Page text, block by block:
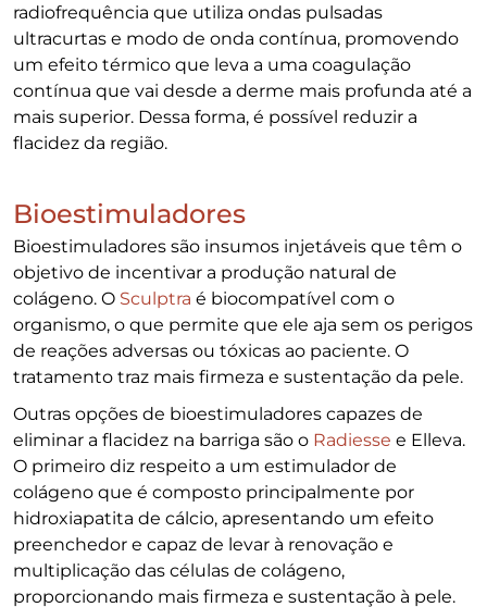
radiofrequência que utiliza ondas pulsadas
ultracurtas e modo de onda contínua, promovendo
um efeito térmico que leva a uma coagulação
contínua que vai desde a derme mais profunda até a
mais superior. Dessa forma, é possível reduzir a
flacidez da região.
Bioestimuladores
Bioestimuladores são insumos injetáveis que têm o
objetivo de incentivar a produção natural de
colágeno. O Sculptra é biocompatível com o
organismo, o que permite que ele aja sem os perigos
de reações adversas ou tóxicas ao paciente. O
tratamento traz mais firmeza e sustentação da pele.
Outras opções de bioestimuladores capazes de
eliminar a flacidez na barriga são o Radiesse e Elleva.
O primeiro diz respeito a um estimulador de
colágeno que é composto principalmente por
hidroxiapatita de cálcio, apresentando um efeito
preenchedor e capaz de levar à renovação e
multiplicação das células de colágeno,
proporcionando mais firmeza e sustentação à pele.